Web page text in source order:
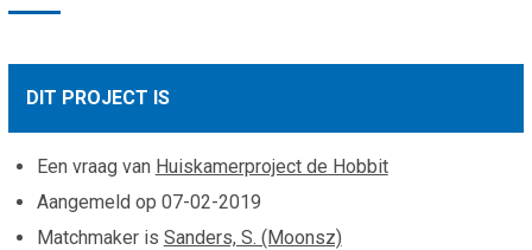
In
Aanmelden
DIT PROJECT IS
Een vraag van Huiskamerproject de Hobbit
Aangemeld op 07-02-2019
Matchmaker is Sanders, S. (Moonsz)